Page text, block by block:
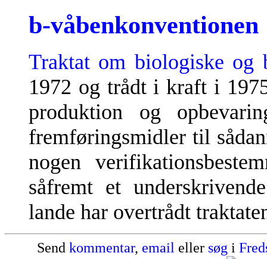
b-våbenkonventionen
Traktat om biologiske og
1972 og trådt i kraft i
produktion og
fremføringsmidler til
nogen
såfremt et
lande har overtrådt
Send kommentar, email eller søg i